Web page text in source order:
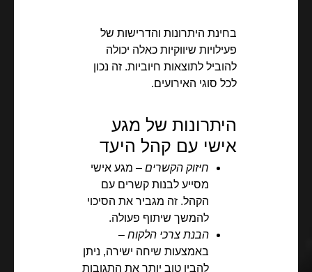
בחינת היתרונות והדרישות של
פעילויות שיווקיות כאלה יכולה
להוביל לתוצאות חיוביות. זה נכון
לכל סוגי האירועים.
היתרונות של מגע
אישי עם קהל היעד
חיזוק הקשרים – מגע אישי
מסייע לבנות קשרים עם
הקהל. זה מגביר את הסיכוי
להמשך שיתוף פעולה.
הבנת צרכי הלקוח –
באמצעות שיחה ישירה, ניתן
להבין טוב יותר את התגובות